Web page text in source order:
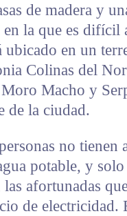
de madera y
en la que es difícil
ubicado en un
Colinas del
Macho y
de la ciudad.
no tienen
potable, y solo
las afortunadas
de electricidad.